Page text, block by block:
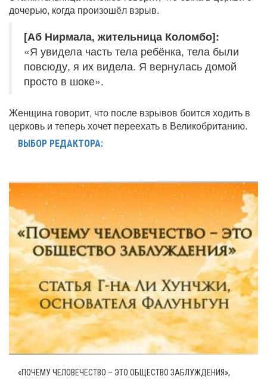
дочерью, когда произошёл взрыв.
[Аб Нирмала, жительница Коломбо]:
«Я увидела часть тела ребёнка, тела были
повсюду, я их видела. Я вернулась домой
просто в шоке».
Женщина говорит, что после взрывов боится ходить в
церковь и теперь хочет переехать в Великобританию.
ВЫБОР РЕДАКТОРА:
«ПОЧЕМУ ЧЕЛОВЕЧЕСТВО – ЭТО ОБЩЕСТВО ЗАБЛУЖДЕНИЯ»,